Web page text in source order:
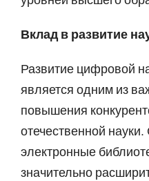
Вклад в развитие
Развитие цифровой
является одним из
повышения
отечественной
электронные
значительно